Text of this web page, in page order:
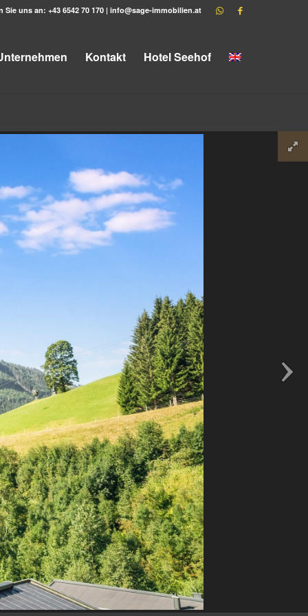
Sie uns an: +43 6542 70 170 | info@sage-immobilien.at
Kontakt Hotel Seehof